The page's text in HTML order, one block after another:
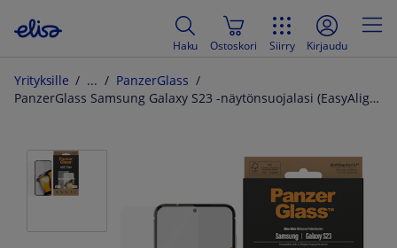
Haku Ostoskori Siirry Kirjaudu
Yrityksille
PanzerGlass
PanzerGlass Samsung Galaxy S23 -näytönsuojalasi (EasyAligner)